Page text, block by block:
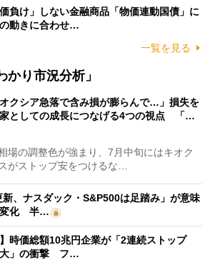
負け」しない金融商品「物価連動国債」に
動きに合わせ…
一覧を見る
り市況分析」
オクシア急落で含み損が膨らんで…」損失を
としての成長につなげる4つの視点 「…
場の調整色が強まり、7月中旬にはキオク
がストップ安をつけるな…
新、ナスダック・S&P500は足踏み」が意味
変化 半…
時価総額10兆円企業が「2連続ストップ
大」の衝撃 フ…